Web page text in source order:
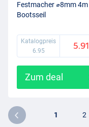
Festmacher ⌀8mm 4m
Bootsseil
Katalogpreis
6.95
5.91
Zum deal
1 2